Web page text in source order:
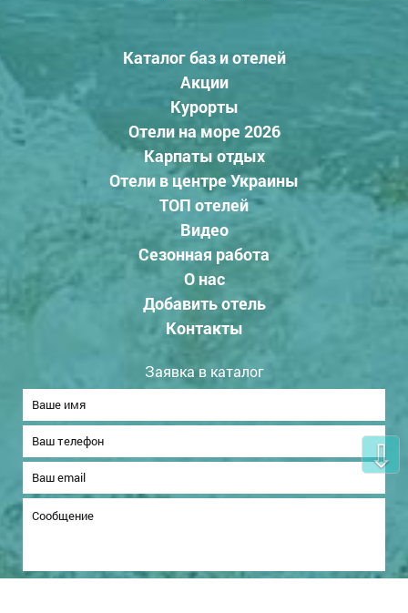
Каталог баз и отелей
Акции
Курорты
Отели на море 2026
Карпаты отдых
Отели в центре Украины
ТОП отелей
Видео
Сезонная работа
О нас
Добавить отель
Контакты
Заявка в каталог
⇩